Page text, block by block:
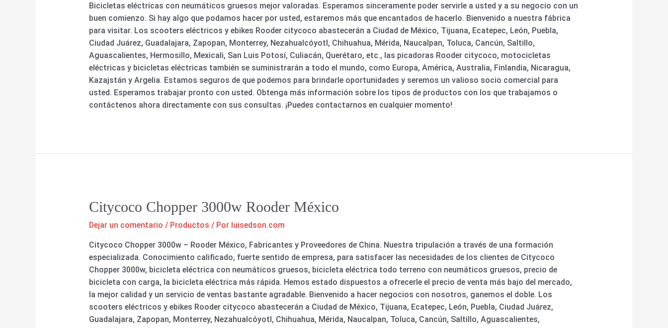
Bicicletas eléctricas con neumáticos gruesos mejor valoradas. Esperamos sinceramente poder servirle a usted y a su negocio con un
buen comienzo. Si hay algo que podamos hacer por usted, estaremos más que encantados de hacerlo. Bienvenido a nuestra fábrica
para visitar. Los scooters eléctricos y ebikes Rooder citycoco abastecerán a Ciudad de México, Tijuana, Ecatepec, León, Puebla,
Ciudad Juárez, Guadalajara, Zapopan, Monterrey, Nezahualcóyotl, Chihuahua, Mérida, Naucalpan, Toluca, Cancún, Saltillo,
Aguascalientes, Hermosillo, Mexicali, San Luis Potosí, Culiacán, Querétaro, etc., las picadoras Rooder citycoco, motocicletas
eléctricas y bicicletas eléctricas también se suministrarán a todo el mundo, como Europa, América, Australia, Finlandia, Nicaragua,
Kazajstán y Argelia. Estamos seguros de que podemos para brindarle oportunidades y seremos un valioso socio comercial para
usted. Esperamos trabajar pronto con usted. Obtenga más información sobre los tipos de productos con los que trabajamos o
contáctenos ahora directamente con sus consultas. ¡Puedes contactarnos en cualquier momento!
Citycoco Chopper 3000w Rooder México
Dejar un comentario / Productos / Por luisedson.com
Citycoco Chopper 3000w – Rooder México, Fabricantes y Proveedores de China. Nuestra tripulación a través de una formación
especializada. Conocimiento calificado, fuerte sentido de empresa, para satisfacer las necesidades de los clientes de Citycoco
Chopper 3000w, bicicleta eléctrica con neumáticos gruesos, bicicleta eléctrica todo terreno con neumáticos gruesos, precio de
bicicleta con carga, la bicicleta eléctrica más rápida. Hemos estado dispuestos a ofrecerle el precio de venta más bajo del mercado,
la mejor calidad y un servicio de ventas bastante agradable. Bienvenido a hacer negocios con nosotros, ganemos el doble. Los
scooters eléctricos y ebikes Rooder citycoco abastecerán a Ciudad de México, Tijuana, Ecatepec, León, Puebla, Ciudad Juárez,
Guadalajara, Zapopan, Monterrey, Nezahualcóyotl, Chihuahua, Mérida, Naucalpan, Toluca, Cancún, Saltillo, Aguascalientes,